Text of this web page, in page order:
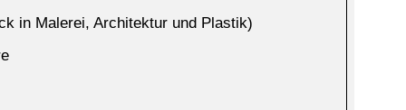
in Malerei, Architektur und Plastik)